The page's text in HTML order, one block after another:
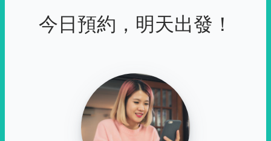
今日預約，明天出發！